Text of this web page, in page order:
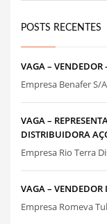
POSTS RECENTES
VAGA – VENDEDOR
Empresa Benafer S/
VAGA –
DISTRIBUIDORA
Empresa Rio Terra
VAGA – VENDEDOR
Empresa Romeva